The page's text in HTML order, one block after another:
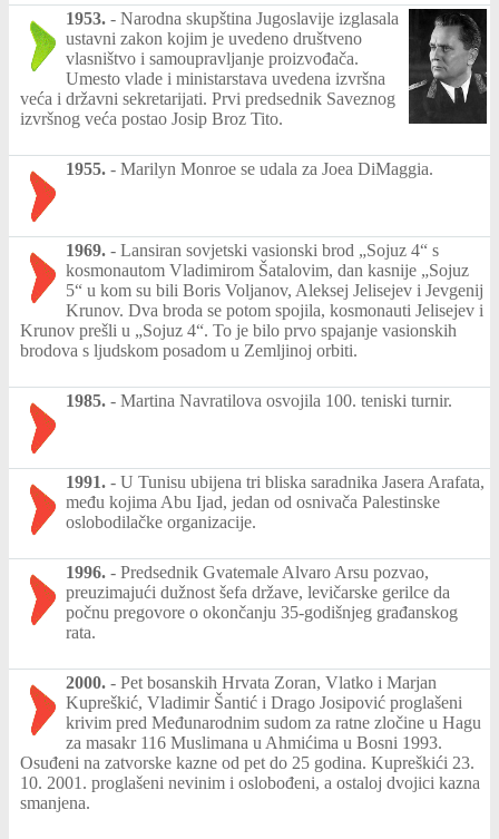
1953. - Narodna skupština Jugoslavije izglasala
ustavni zakon kojim je uvedeno društveno
vlasništvo i samoupravljanje proizvođača.
Umesto vlade i ministarstava uvedena izvršna
veća i državni sekretarijati. Prvi predsednik Saveznog
izvršnog veća postao Josip Broz Tito.
1955. - Marilyn Monroe se udala za Joea DiMaggia.
1969. - Lansiran sovjetski vasionski brod „Sojuz 4“ s
kosmonautom Vladimirom Šatalovim, dan kasnije „Sojuz
5“ u kom su bili Boris Voljanov, Aleksej Jelisejev i Jevgenij
Krunov. Dva broda se potom spojila, kosmonauti Jelisejev i
Krunov prešli u „Sojuz 4“. To je bilo prvo spajanje vasionskih
brodova s ljudskom posadom u Zemljinoj orbiti.
1985. - Martina Navratilova osvojila 100. teniski turnir.
1991. - U Tunisu ubijena tri bliska saradnika Jasera Arafata,
među kojima Abu Ijad, jedan od osnivača Palestinske
oslobodilačke organizacije.
1996. - Predsednik Gvatemale Alvaro Arsu pozvao,
preuzimajući dužnost šefa države, levičarske gerilce da
počnu pregovore o okončanju 35-godišnjeg građanskog
rata.
2000. - Pet bosanskih Hrvata Zoran, Vlatko i Marjan
Kupreškić, Vladimir Šantić i Drago Josipović proglašeni
krivim pred Međunarodnim sudom za ratne zločine u Hagu
za masakr 116 Muslimana u Ahmićima u Bosni 1993.
Osuđeni na zatvorske kazne od pet do 25 godina. Kupreškići 23.
10. 2001. proglašeni nevinim i oslobođeni, a ostaloj dvojici kazna
smanjena.